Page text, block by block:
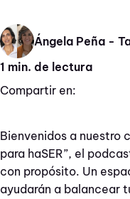
Ángela Peña -
1 min. de lectura
Compartir en:
Bienvenidos a nuestro
para haSER”, el
con propósito. Un
ayudarán a balancear